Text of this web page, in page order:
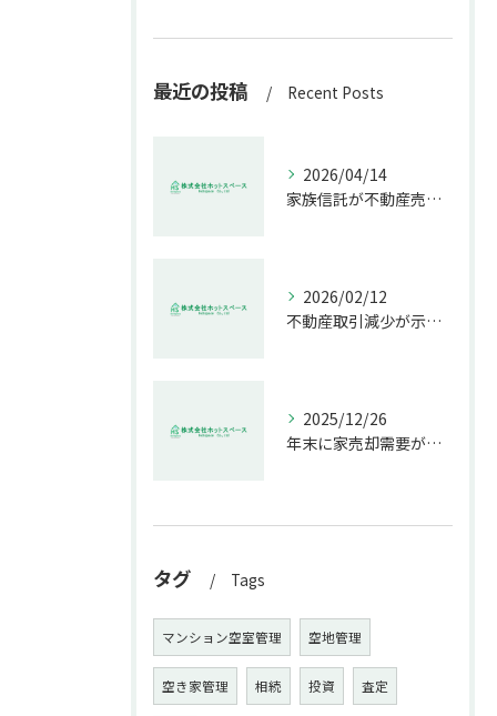
最近の投稿 Recent Posts
2026/04/14
家族信託が不動産売却で生む具体的メリット
2026/02/12
不動産取引減少が示す市場の危機
2025/12/26
年末に家売却需要が増す理由解説
タグ Tags
マンション空室管理 空地管理
空き家管理 相続 投資 査定